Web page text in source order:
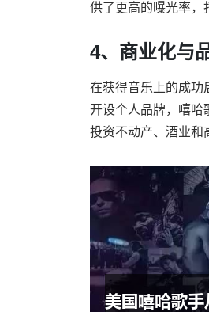
供了更高的曝光率，
4、商业化与
在获得音乐上的成功
开设个人品牌，嘻哈
投资不动产、酒业和